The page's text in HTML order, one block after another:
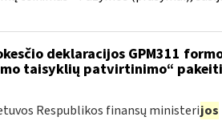
deklaracijos GPM311
taisyklių patvirtinimo“
Respublikos finansų ministerijos